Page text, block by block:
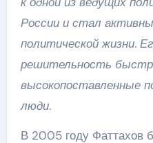
России и стал
политической жизни.
решительность
высокопоставленные
люди.
В 2005 году Фаттахов